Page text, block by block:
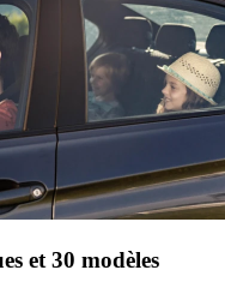
et 30 modèles